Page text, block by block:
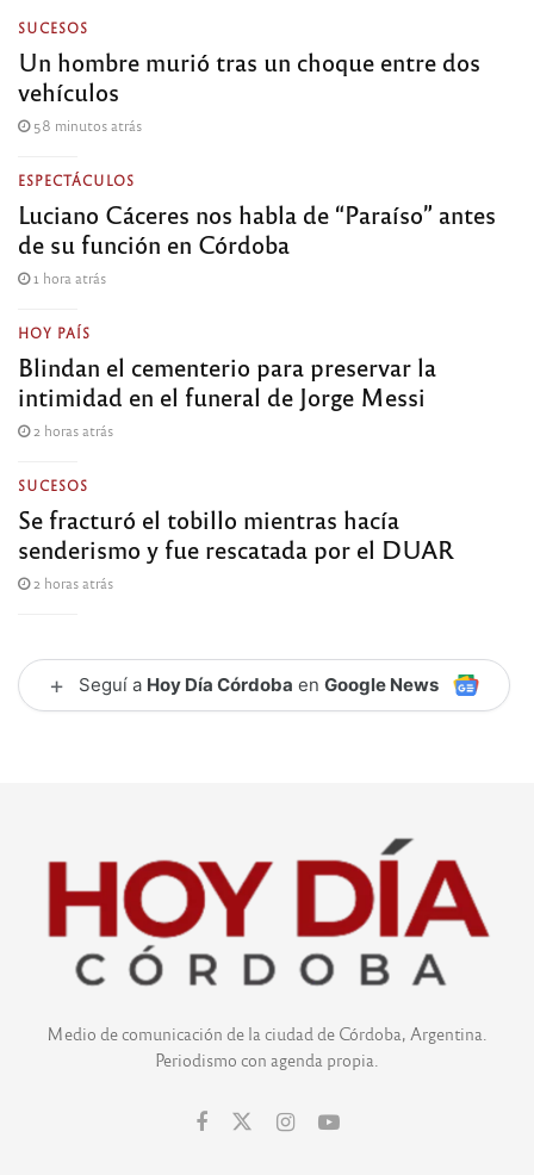
SUCESOS
Un hombre murió tras un choque entre dos
vehículos
58 minutos atrás
ESPECTÁCULOS
Luciano Cáceres nos habla de “Paraíso” antes
de su función en Córdoba
1 hora atrás
HOY PAÍS
Blindan el cementerio para preservar la
intimidad en el funeral de Jorge Messi
2 horas atrás
SUCESOS
Se fracturó el tobillo mientras hacía
senderismo y fue rescatada por el DUAR
2 horas atrás
+ Seguí a Hoy Día Córdoba en Google News
Medio de comunicación de la ciudad de Córdoba, Argentina.
Periodismo con agenda propia.